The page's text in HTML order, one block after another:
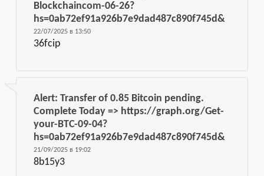
Blockchaincom-06-26?
hs=0ab72ef91a926b7e9dad487c890f745d&
22/07/2025 в 13:50
36fcip
Alert: Transfer of 0.85 Bitcoin pending.
Complete Today => https://graph.org/Get-
your-BTC-09-04?
hs=0ab72ef91a926b7e9dad487c890f745d&
21/09/2025 в 19:02
8b15y3